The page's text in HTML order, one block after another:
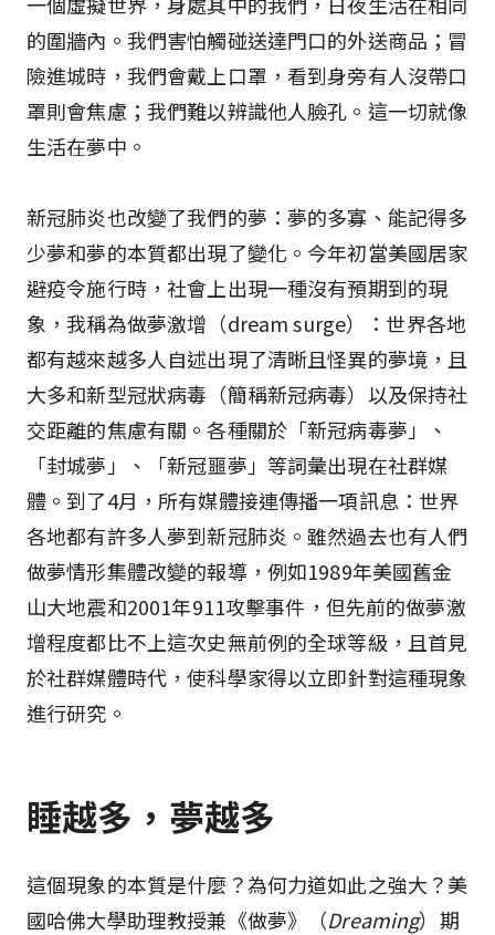
的圍牆內。我們害怕觸碰送達門口的外送商品；冒
險進城時，我們會戴上口罩，看到身旁有人沒帶口
罩則會焦慮；我們難以辨識他人臉孔。這一切就像
生活在夢中。
新冠肺炎也改變了我們的夢：夢的多寡、能記得多
少夢和夢的本質都出現了變化。今年初當美國居家
避疫令施行時，社會上出現一種沒有預期到的現
象，我稱為做夢激增（dream surge）：世界各地
都有越來越多人自述出現了清晰且怪異的夢境，且
大多和新型冠狀病毒（簡稱新冠病毒）以及保持社
交距離的焦慮有關。各種關於「新冠病毒夢」、
「封城夢」、「新冠噩夢」等詞彙出現在社群媒
體。到了4月，所有媒體接連傳播一項訊息：世界
各地都有許多人夢到新冠肺炎。雖然過去也有人們
做夢情形集體改變的報導，例如1989年美國舊金
山大地震和2001年911攻擊事件，但先前的做夢激
增程度都比不上這次史無前例的全球等級，且首見
於社群媒體時代，使科學家得以立即針對這種現象
進行研究。
睡越多，夢越多
這個現象的本質是什麼？為何力道如此之強大？美
國哈佛大學助理教授兼《做夢》（Dreaming）期